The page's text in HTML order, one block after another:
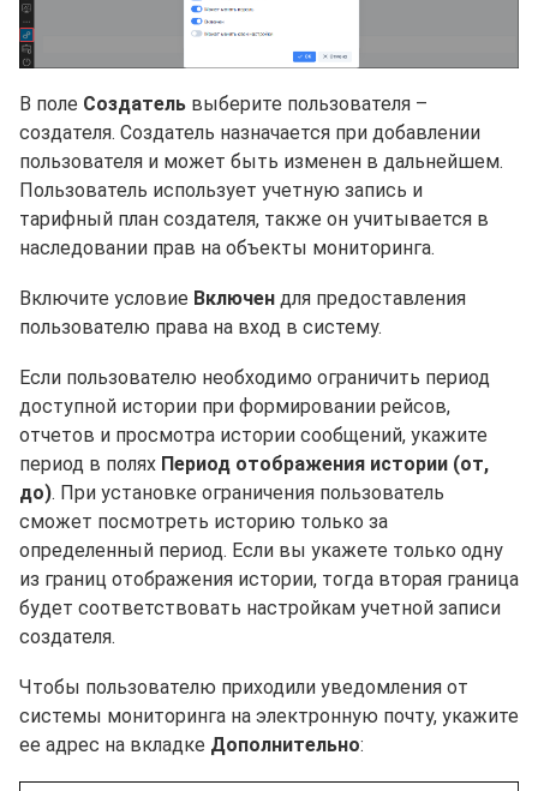
В поле Создатель выберите пользователя –
создателя. Создатель назначается при добавлении
пользователя и может быть изменен в дальнейшем.
Пользователь использует учетную запись и
тарифный план создателя, также он учитывается в
наследовании прав на объекты мониторинга.
Включите условие Включен для предоставления
пользователю права на вход в систему.
Если пользователю необходимо ограничить период
доступной истории при формировании рейсов,
отчетов и просмотра истории сообщений, укажите
период в полях Период отображения истории (от,
до). При установке ограничения пользователь
сможет посмотреть историю только за
определенный период. Если вы укажете только одну
из границ отображения истории, тогда вторая граница
будет соответствовать настройкам учетной записи
создателя.
Чтобы пользователю приходили уведомления от
системы мониторинга на электронную почту, укажите
ее адрес на вкладке Дополнительно: